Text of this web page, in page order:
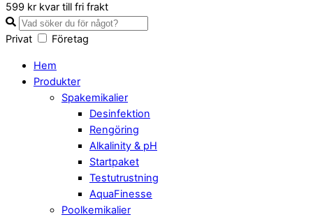
599 kr kvar till fri frakt
Privat Företag
Hem
Produkter
Spakemikalier
Desinfektion
Rengöring
Alkalinity & pH
Startpaket
Testutrustning
AquaFinesse
Poolkemikalier